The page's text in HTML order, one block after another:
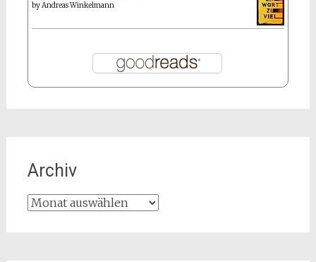
byAndreas Winkelmann
Archiv
Archiv